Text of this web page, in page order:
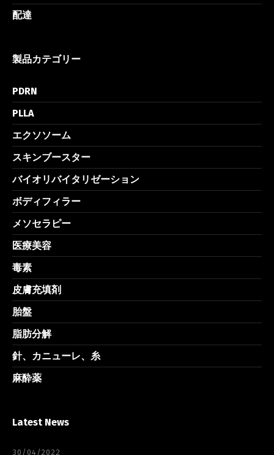
配達
製品カテゴリー
PDRN
PLLA
エクソソーム
スキンブースター
バイオリバイタリゼーション
ボディフィラー
メソセラピー
医療美容
毒素
皮膚充填剤
胎盤
脂肪分解
針、カニューレ、糸
麻酔薬
Latest News
30/04/2022